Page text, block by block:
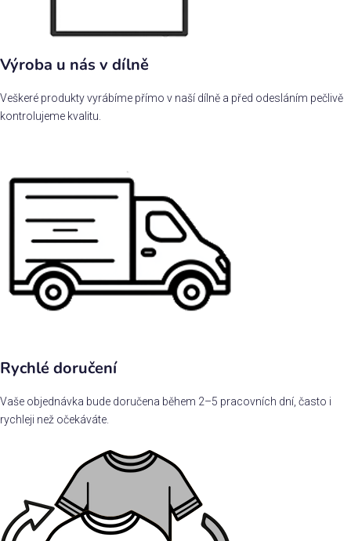
Výroba u nás v dílně
Veškeré produkty vyrábíme přímo v naší dílně a před odesláním pečlivě
kontrolujeme kvalitu.
Rychlé doručení
Vaše objednávka bude doručena během 2–5 pracovních dní, často i
rychleji než očekáváte.